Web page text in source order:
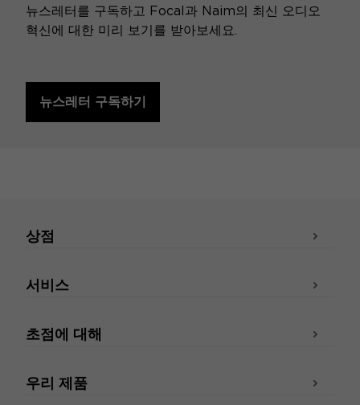
뉴스레터를 구독하고 Focal과 Naim의 최신 오디오
혁신에 대한 미리 보기를 받아보세요.
뉴스레터 구독하기
상점
서비스
초점에 대해
우리 제품